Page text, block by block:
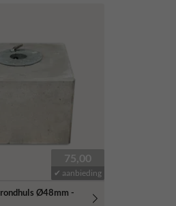
75,00
✔ aanbieding
Ø48mm -